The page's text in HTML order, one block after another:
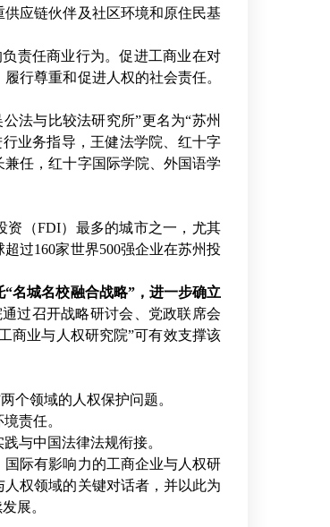
应链伙伴及社区环境和原住民基
责任商业行为。促进工商业在对
行尊重和促进人权的社会责任。
法与比较法研究所”更名为“苏州
业务指导，王健法学院、红十字
任，红十字国际学院、外国语学
资（FDI）最多的城市之一，尤其
超过160家世界500强企业在苏州投
“名城名校融合战略”，进一步确立
过召开战略研讨会、党政联席会
商业与人权研究院”可有效支撑该
个领域的人权保护问题。
责任。
与中国法律法规衔接。
际有影响力的工商企业与人权研
权领域的关键对话者，并以此为
展。